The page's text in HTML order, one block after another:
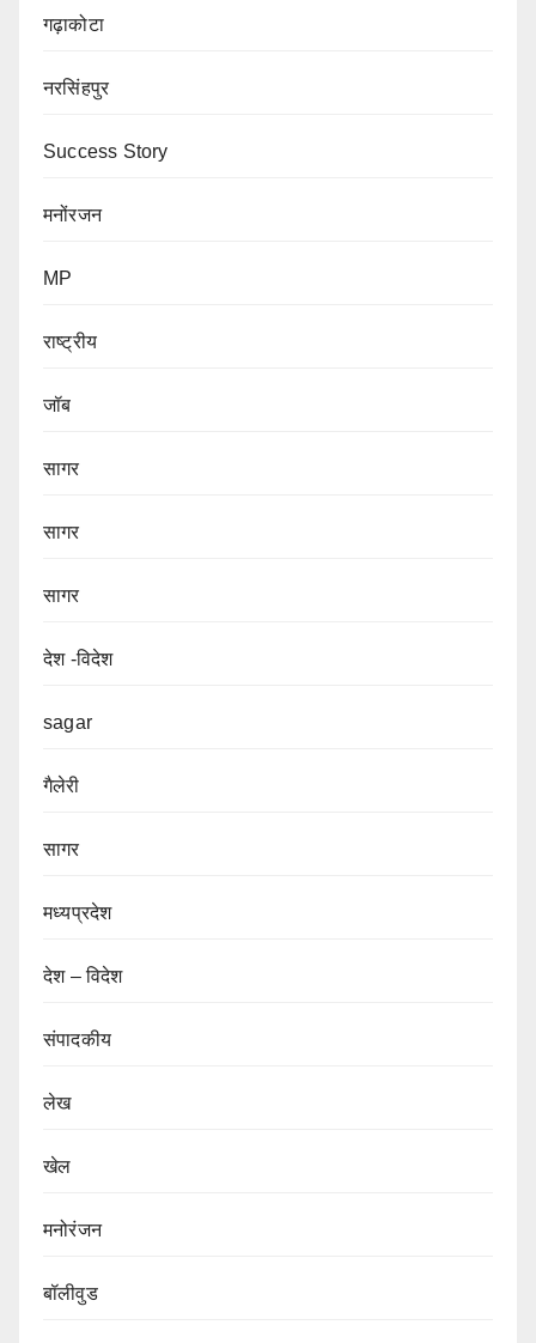
गढ़ाकोटा
नरसिंहपुर
Success Story
मनोंरजन
MP
राष्ट्रीय
जॉब
सागर
सागर
सागर
देश -विदेश
sagar
गैलेरी
सागर
मध्यप्रदेश
देश – विदेश
संपादकीय
लेख
खेल
मनोरंजन
बॉलीवुड